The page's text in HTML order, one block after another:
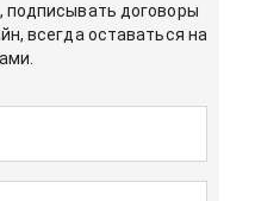
подписывать договоры
всегда оставаться на